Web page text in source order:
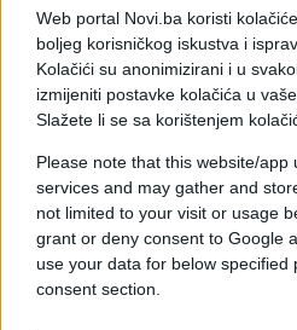
Web portal Novi.ba koristi
boljeg korisničkog iskustva i
Kolačići su anonimizirani i u
izmijeniti postavke kolačića u
Slažete li se sa korištenjem
Please note that this website/
services and may gather and
not limited to your visit or usage
grant or deny consent to Google
use your data for below specified
consent section.
Poklopite i ostavite da stoji
Na kraju, sve izmiksajte u
staklenu teglu ili flašu.
Svakodnevno uzmiajte po
kojom brzinom ćete sniziti
ubrzati metabolizam.